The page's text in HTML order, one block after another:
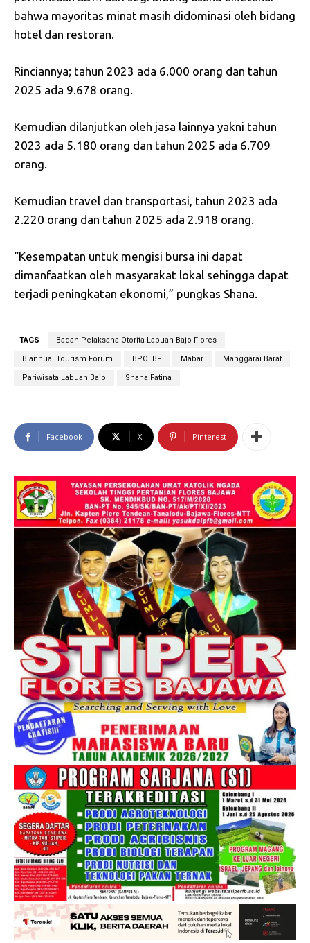
bahwa mayoritas minat masih didominasi oleh bidang
hotel dan restoran.
Rinciannya; tahun 2023 ada 6.000 orang dan tahun
2025 ada 9.678 orang.
Kemudian dilanjutkan oleh jasa lainnya yakni tahun
2023 ada 5.180 orang dan tahun 2025 ada 6.709
orang.
Kemudian travel dan transportasi, tahun 2023 ada
2.220 orang dan tahun 2025 ada 2.918 orang.
“Kesempatan untuk mengisi bursa ini dapat
dimanfaatkan oleh masyarakat lokal sehingga dapat
terjadi peningkatan ekonomi,” pungkas Shana.
TAGS Badan Pelaksana Otorita Labuan Bajo Flores
Biannual Tourism Forum BPOLBF Mabar Manggarai Barat
Pariwisata Labuan Bajo Shana Fatina
Facebook X Pinterest